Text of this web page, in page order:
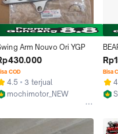
Arm Nouvo Ori YGP
COD
4.5
3 terjual
mochimotor_NEW
Bisa